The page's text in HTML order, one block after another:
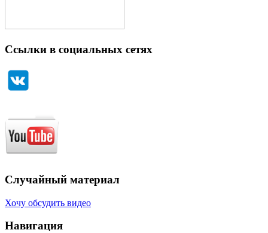
Ссылки в социальных сетях
Случайный материал
Хочу обсудить видео
Навигация